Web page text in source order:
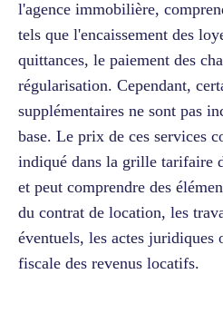
l'agence immobilière,
tels que l'encaissement des
quittances, le paiement des
régularisation. Cependant,
supplémentaires ne sont pas
base. Le prix de ces services
indiqué dans la grille tarifaire
et peut comprendre des
du contrat de location, les
éventuels, les actes juridiques
fiscale des revenus locatifs.